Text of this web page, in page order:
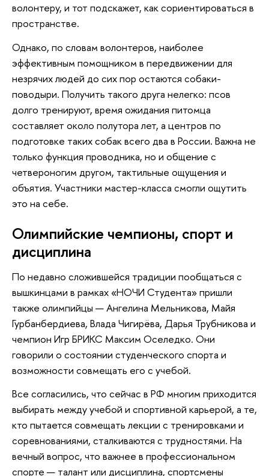
волонтеру, и тот подскажет, как сориентироваться в
пространстве.
Однако, по словам волонтеров, наиболее
эффективным помощником в передвижении для
незрячих людей до сих пор остаются собаки-
поводыри. Получить такого друга нелегко: псов
долго тренируют, время ожидания питомца
составляет около полутора лет, а центров по
подготовке таких собак всего два в России. Важна не
только функция проводника, но и общение с
четвероногим другом, тактильные ощущения и
объятия. Участники мастер-класса смогли ощутить
это на себе.
Олимпийские чемпионы, спорт и
дисциплина
По недавно сложившейся традиции пообщаться с
вышкинцами в рамках «НОЧИ Студента» пришли
также олимпийцы — Ангелина Мельникова, Майя
Гурбанбердиева, Влада Чигирёва, Дарья Трубникова и
чемпион Игр БРИКС Максим Оселедко. Они
говорили о состоянии студенческого спорта и
возможности совмещать его с учебой.
Все согласились, что сейчас в РФ многим приходится
выбирать между учебой и спортивной карьерой, а те,
кто пытается совмещать лекции с тренировками и
соревнованиями, сталкиваются с трудностями. На
вечный вопрос, что важнее в профессиональном
спорте — талант или дисциплина, спортсмены